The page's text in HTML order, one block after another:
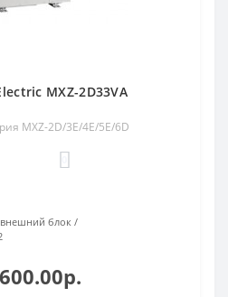
MXZ-2D33VA
MXZ-2D/3E/4E/5E/6D
внешний блок